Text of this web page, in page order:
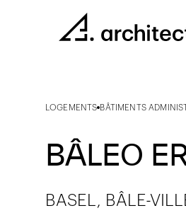
LOGEMENTS BÂTIMENTS
BÂLEO
BASEL, BÂLE-